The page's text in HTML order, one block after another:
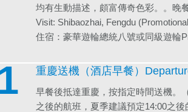
均有生動描述，頗富傳奇色彩。。晚
Visit: Shibaozhai, Fengdu
住宿：豪華遊輪總統八號或同級遊輪
重慶送機（酒店早餐）
早餐後抵達重慶，按指定時間送機。
之後的航班，夏季建議預定14:00之後